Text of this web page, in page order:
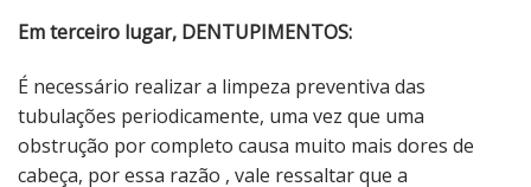
Em terceiro lugar, DENTUPIMENTOS:
É necessário realizar a limpeza preventiva das
tubulações periodicamente, uma vez que uma
obstrução por completo causa muito mais dores de
cabeça, por essa razão , vale ressaltar que a